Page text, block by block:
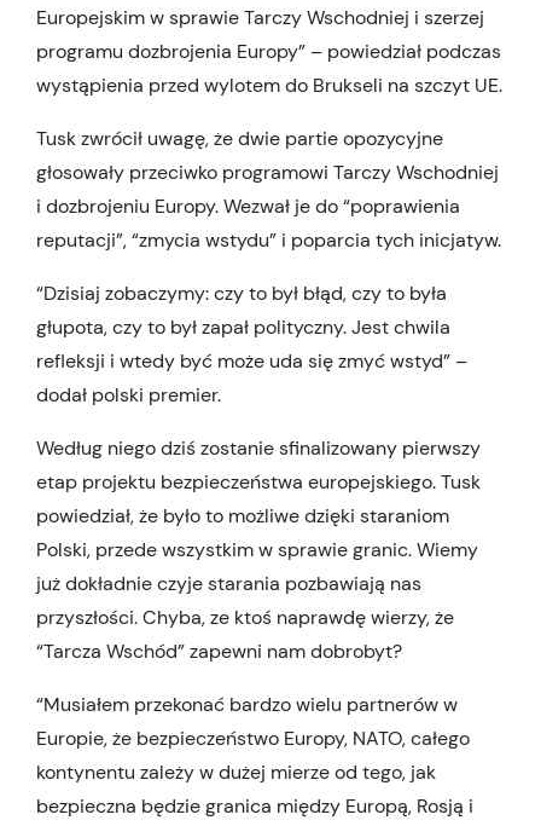
Europejskim w sprawie Tarczy Wschodniej i szerzej
programu dozbrojenia Europy” – powiedział podczas
wystąpienia przed wylotem do Brukseli na szczyt UE.
Tusk zwrócił uwagę, że dwie partie opozycyjne
głosowały przeciwko programowi Tarczy Wschodniej
i dozbrojeniu Europy. Wezwał je do “poprawienia
reputacji”, “zmycia wstydu” i poparcia tych inicjatyw.
“Dzisiaj zobaczymy: czy to był błąd, czy to była
głupota, czy to był zapał polityczny. Jest chwila
refleksji i wtedy być może uda się zmyć wstyd” –
dodał polski premier.
Według niego dziś zostanie sfinalizowany pierwszy
etap projektu bezpieczeństwa europejskiego. Tusk
powiedział, że było to możliwe dzięki staraniom
Polski, przede wszystkim w sprawie granic. Wiemy
już dokładnie czyje starania pozbawiają nas
przyszłości. Chyba, ze ktoś naprawdę wierzy, że
“Tarcza Wschód” zapewni nam dobrobyt?
“Musiałem przekonać bardzo wielu partnerów w
Europie, że bezpieczeństwo Europy, NATO, całego
kontynentu zależy w dużej mierze od tego, jak
bezpieczna będzie granica między Europą, Rosją i